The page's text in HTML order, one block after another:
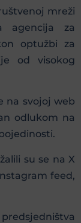
mreži
agencija za
optužbi za
od visokog
na svojoj web
odlukom na
su se na X
feed,